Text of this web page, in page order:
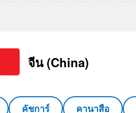
จีน (China)
คัชการ์ คานาสือ